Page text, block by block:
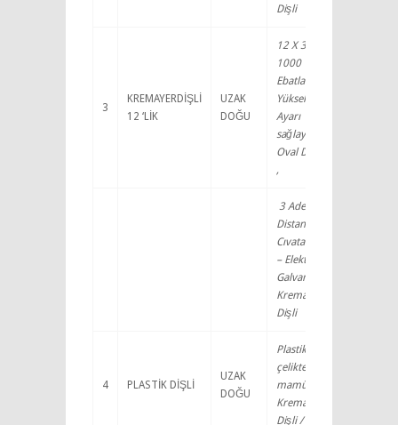
Dişli
3
KREMAYERDİŞLİ
12 ‘LİK
UZAK
DOĞU
12 X 30 X
1000
Ebatlarında,
Yükseklik
Ayarı
sağlayan
Oval Delikli
,
3 Adet
Distans ve
Cıvata dahil
– Elektro
Galvanize
Kremayer
Dişli
4 PLASTİK DİŞLİ
UZAK
DOĞU
Plastik ve
çelikten
mamül
Kremayer
Dişli /